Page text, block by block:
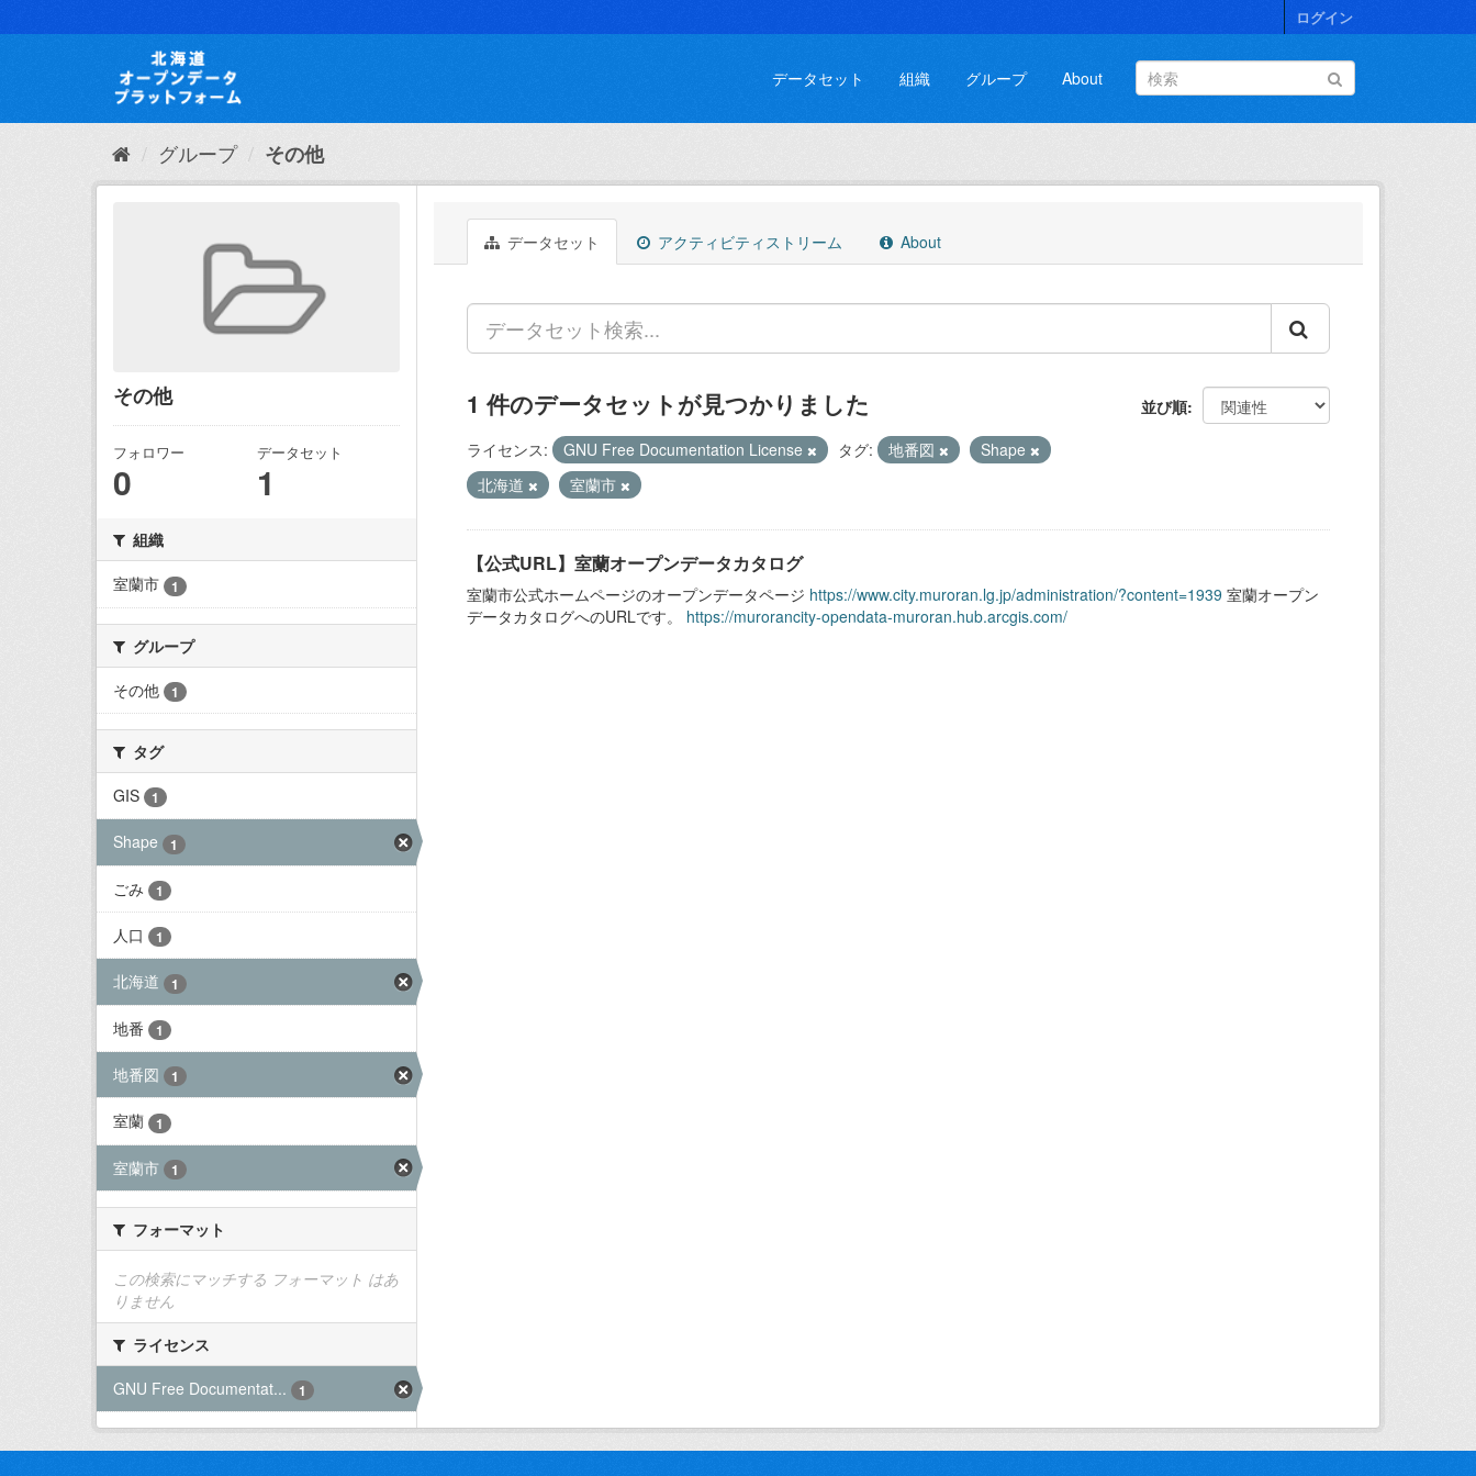
キ
て
ログイン
データセット 組織 グループ About
グループ その他
その他
フォロワー
0
データセット
1
組織
室蘭市
1
グループ
その他
1
タグ
GIS
1
Shape 1
ごみ 1
人口 1
北海道 1
地番 1
地番図 1
室蘭 1
室蘭市 1
フォーマット
この検索にマッチする フォーマット はあ
りません
ライセンス
GNU Free Documentat...
1
データセット アクティビティストリーム About
並び順
1 件のデータセットが見つかりました
ライセンス: GNU Free Documentation License タグ: 地番図
Shape
北海道
室蘭市
【公式URL】室蘭オープンデータカタログ
室蘭市公式ホームページのオープンデータページ https://www.city.muroran.lg.jp/administration/?content=1939 室蘭オープン
データカタログへのURLです。 https://murorancity-opendata-muroran.hub.arcgis.com/